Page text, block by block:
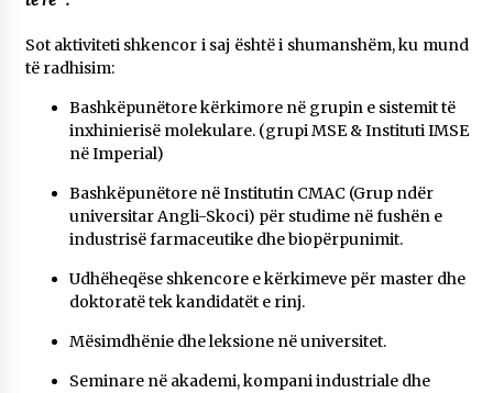
Sot aktiviteti shkencor i saj është i shumanshëm, ku mund
të radhisim:
Bashkëpunëtore kërkimore në grupin e sistemit të
inxhinierisë molekulare. (grupi MSE & Instituti IMSE
në Imperial)
Bashkëpunëtore në Institutin CMAC (Grup ndër
universitar Angli-Skoci) për studime në fushën e
industrisë farmaceutike dhe biopërpunimit.​
Udhëheqëse shkencore e kërkimeve për master dhe
doktoratë tek kandidatët e rinj.
Mësimdhënie dhe leksione në universitet.​
Seminare në akademi, kompani industriale dhe